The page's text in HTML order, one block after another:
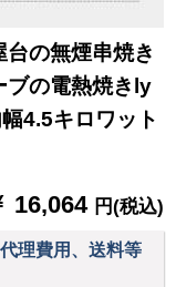
の無煙串焼き
ブの電熱焼きly
4.5キロワット
16,064 円(税込)
理費用、送料等